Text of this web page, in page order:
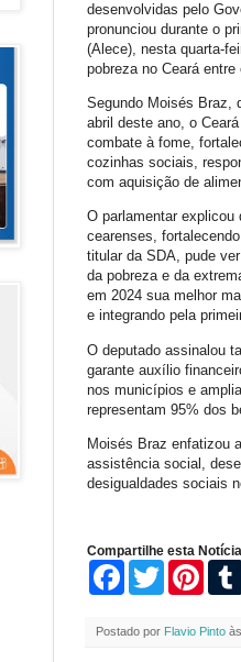
desenvolvidas pelo
pronunciou durante o
(Alece), nesta quarta-
pobreza no Ceará
Segundo Moisés Braz,
abril deste ano, o
combate à fome,
cozinhas sociais,
com aquisição de
O parlamentar
cearenses,
titular da SDA, pude
da pobreza e da
em 2024 sua melhor
e integrando pela
O deputado assinalou
garante auxílio
nos municípios e
representam 95% dos
Moisés Braz enfatizou
assistência social,
desigualdades sociais
Compartilhe esta
F
b
T
w
t
P
e
Postado por Flavio Pinto às